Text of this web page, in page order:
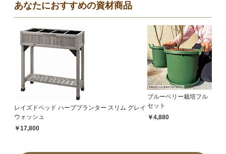
あなたにおすすめの資材商品
レイズドベッド ハーブプランター スリム グレイ
ウォッシュ
￥17,800
ブルーベリー栽培フル
セット
￥4,880